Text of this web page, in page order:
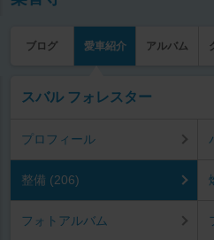
ブログ 愛車紹介 アルバム
スバル フォレスター
プロフィール
整備 (206)
フォトアルバム